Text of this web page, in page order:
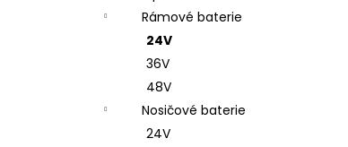
Rámové baterie
24V
36V
48V
Nosičové baterie
24V